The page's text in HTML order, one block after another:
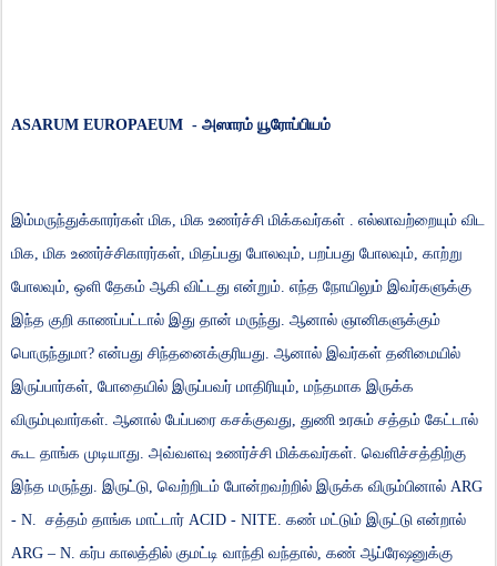
ASARUM EUROPAEUM - அஸாரம் யூரோப்பியம்
இம்மருந்துக்காரர்கள் மிக, மிக உணர்ச்சி மிக்கவர்கள் . எல்லாவற்றையும் விட
மிக, மிக உணர்ச்சிகாரர்கள், மிதப்பது போலவும், பறப்பது போலவும், காற்று
போலவும், ஒளி தேகம் ஆகி விட்டது என்றும். எந்த நோயிலும் இவர்களுக்கு
இந்த குறி காணப்பட்டால் இது தான் மருந்து. ஆனால் ஞானிகளுக்கும்
பொருந்துமா? என்பது சிந்தனைக்குரியது. ஆனால் இவர்கள் தனிமையில்
இருப்பார்கள், போதையில் இருப்பவர் மாதிரியும், மந்தமாக இருக்க
விரும்புவார்கள். ஆனால் பேப்பரை கசக்குவது, துணி உரசும் சத்தம் கேட்டால்
கூட தாங்க முடியாது. அவ்வளவு உணர்ச்சி மிக்கவர்கள். வெளிச்சத்திற்கு
இந்த மருந்து. இருட்டு, வெற்றிடம் போன்றவற்றில் இருக்க விரும்பினால் ARG
- N. சத்தம் தாங்க மாட்டார் ACID - NITE. கண் மட்டும் இருட்டு என்றால்
ARG – N. கர்ப காலத்தில் குமட்டி வாந்தி வந்தால், கண் ஆப்ரேஷனுக்கு